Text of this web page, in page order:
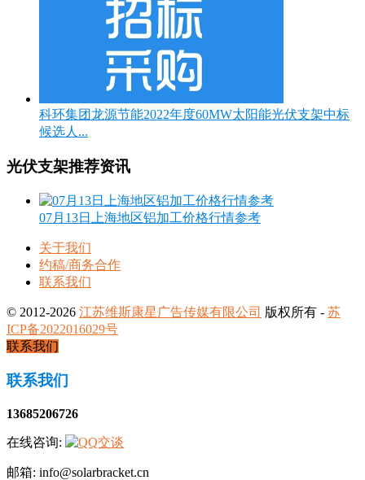
科环集团龙源节能2022年度60MW太阳能光伏支架中标
候选人...
光伏支架推荐资讯
07月13日上海地区铝加工价格行情参考
关于我们
约稿/商务合作
联系我们
© 2012-2026 江苏维斯康星广告传媒有限公司 版权所有 - 苏
ICP备2022016029号
联系我们
联系我们
13685206726
在线咨询:
邮箱: info@solarbracket.cn